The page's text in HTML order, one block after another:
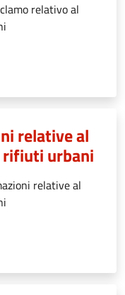
relativo al
relative al
rifiuti urbani
relative al